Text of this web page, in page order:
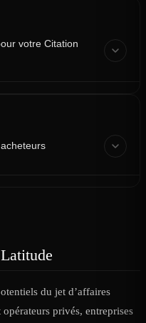
votre Citation
du jet d’affaires
privés, entreprises